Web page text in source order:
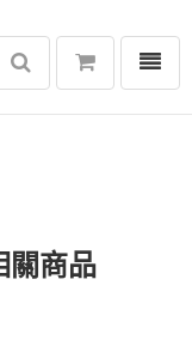
選單
關商品